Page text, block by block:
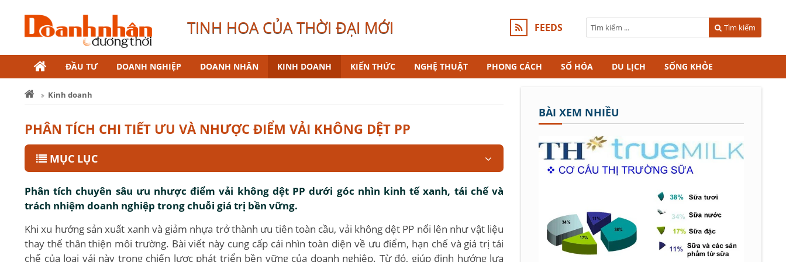
TINH HOA CỦA THỜI ĐẠI MỚI FEEDS Tìm kiếm
ĐẦU TƯ DOANH NGHIỆP DOANH NHÂN KINH DOANH KIẾN THỨC NGHỆ THUẬT PHONG CÁCH SỐ HÓA DU LỊCH SỐNG KHỎE
Kinh doanh
PHÂN TÍCH CHI TIẾT ƯU VÀ NHƯỢC ĐIỂM VẢI KHÔNG DỆT PP
MỤC LỤC
Phân tích chuyên sâu ưu nhược điểm vải không dệt PP dưới góc nhìn kinh tế xanh, tái chế và
trách nhiệm doanh nghiệp trong chuỗi giá trị bền vững.
Khi xu hướng sản xuất xanh và giảm nhựa trở thành ưu tiên toàn cầu, vải không dệt PP nổi lên như vật liệu
thay thế thân thiện môi trường. Bài viết này cung cấp cái nhìn toàn diện về ưu điểm, hạn chế và giá trị tái
chế của loại vải này trong chiến lược phát triển bền vững của doanh nghiệp. Từ đó, giúp định hướng lựa
BÀI XEM NHIỀU